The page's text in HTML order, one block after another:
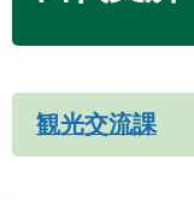
観光交流課